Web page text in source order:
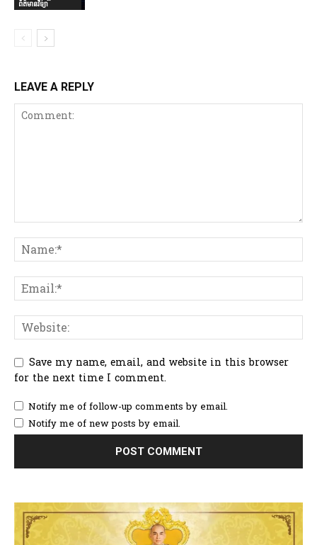
ព័ត៌មានវិទ្យា
LEAVE A REPLY
Save my name, email, and website in this browser
for the next time I comment.
Notify me of follow-up comments by email.
Notify me of new posts by email.